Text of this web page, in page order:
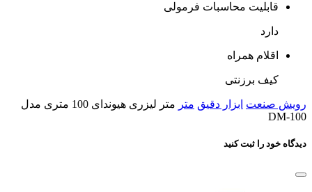
قابلیت محاسبات فرمولی
دارد
اقلام همراه
کیف برزنتی
رویش صنعت ابزار دقیق متر
متر لیزری هیوندای 100 متری مدل
DM-100
دیدگاه خود را ثبت کنید